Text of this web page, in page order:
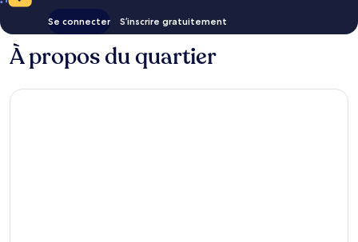
Se connecter S’inscrire gratuitement
À propos du quartier